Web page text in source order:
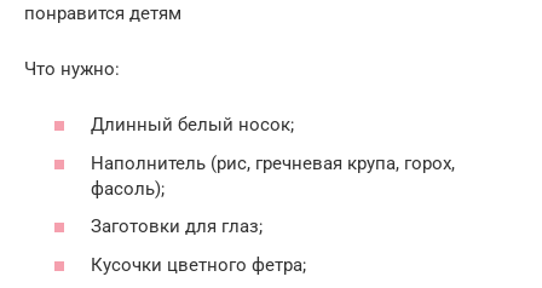
понравится детям
Что нужно:
Длинный белый носок;
Наполнитель (рис, гречневая крупа, горох,
фасоль);
Заготовки для глаз;
Кусочки цветного фетра;